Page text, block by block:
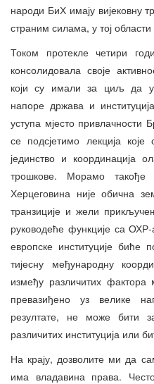
народи БиХ имају вијековну
страним силама, у тој
Током протекле четири
консолидовала своје
који су имали за циљ да
напоре држава и
уступа мјесто привлачности
се подсјетимо лекција
јединство и координација
трошкове. Морамо
Херцеговина није обична
транзиције и жели
руководеће функције са
европске институције биће
тијесну међународну
између различитих фактора
превазиђено уз велике
резултате, не може бити
различитих институција
На крају, дозволите ми да
има владавина права.